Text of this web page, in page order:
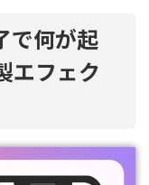
で何が起
エフェク